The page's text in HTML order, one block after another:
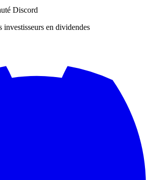
Discord
investisseurs en dividendes